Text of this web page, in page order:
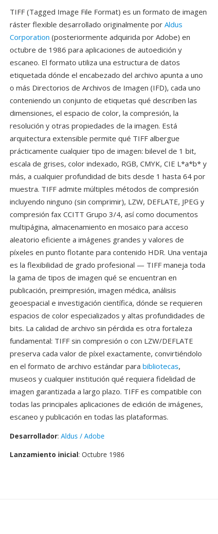
TIFF (Tagged Image File Format) es un formato de imagen
ráster flexible desarrollado originalmente por Aldus
Corporation (posteriormente adquirida por Adobe) en
octubre de 1986 para aplicaciones de autoedición y
escaneo. El formato utiliza una estructura de datos
etiquetada dónde el encabezado del archivo apunta a uno
o más Directorios de Archivos de Imagen (IFD), cada uno
conteniendo un conjunto de etiquetas qué describen las
dimensiones, el espacio de color, la compresión, la
resolución y otras propiedades de la imagen. Está
arquitectura extensible permite qué TIFF albergue
prácticamente cualquier tipo de imagen: bilevel de 1 bit,
escala de grises, color indexado, RGB, CMYK, CIE L*a*b* y
más, a cualquier profundidad de bits desde 1 hasta 64 por
muestra. TIFF admite múltiples métodos de compresión
incluyendo ninguno (sin comprimir), LZW, DEFLATE, JPEG y
compresión fax CCITT Grupo 3/4, así como documentos
multipágina, almacenamiento en mosaico para acceso
aleatorio eficiente a imágenes grandes y valores de
píxeles en punto flotante para contenido HDR. Una ventaja
es la flexibilidad de grado profesional — TIFF maneja toda
la gama de tipos de imagen qué se encuentran en
publicación, preimpresión, imagen médica, análisis
geoespacial e investigación científica, dónde se requieren
espacios de color especializados y altas profundidades de
bits. La calidad de archivo sin pérdida es otra fortaleza
fundamental: TIFF sin compresión o con LZW/DEFLATE
preserva cada valor de píxel exactamente, convirtiéndolo
en el formato de archivo estándar para bibliotecas,
museos y cualquier institución qué requiera fidelidad de
imagen garantizada a largo plazo. TIFF es compatible con
todas las principales aplicaciones de edición de imágenes,
escaneo y publicación en todas las plataformas.
Desarrollador: Aldus / Adobe
Lanzamiento inicial: Octubre 1986